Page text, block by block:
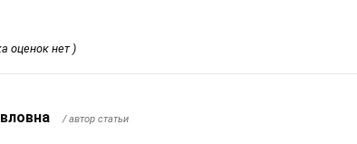
оценок нет )
/ автор статьи